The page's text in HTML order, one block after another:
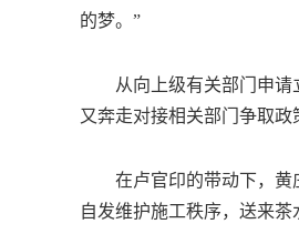
的梦。”
从向上级有关部门申请立
又奔走对接相关部门争取政
在卢官印的带动下，黄庄
自发维护施工秩序，送来茶